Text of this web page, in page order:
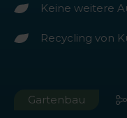
Keine weitere
Recycling von
Gartenbau